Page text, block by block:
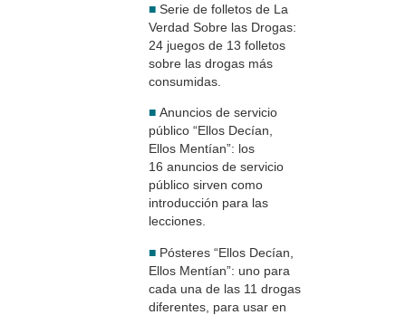
■ Serie de folletos de La
Verdad Sobre las Drogas:
24 juegos de 13 folletos
sobre las drogas más
consumidas.
■ Anuncios de servicio
público “Ellos Decían,
Ellos Mentían”: los
16 anuncios de servicio
público sirven como
introducción para las
lecciones.
■ Pósteres “Ellos Decían,
Ellos Mentían”: uno para
cada una de las 11 drogas
diferentes, para usar en